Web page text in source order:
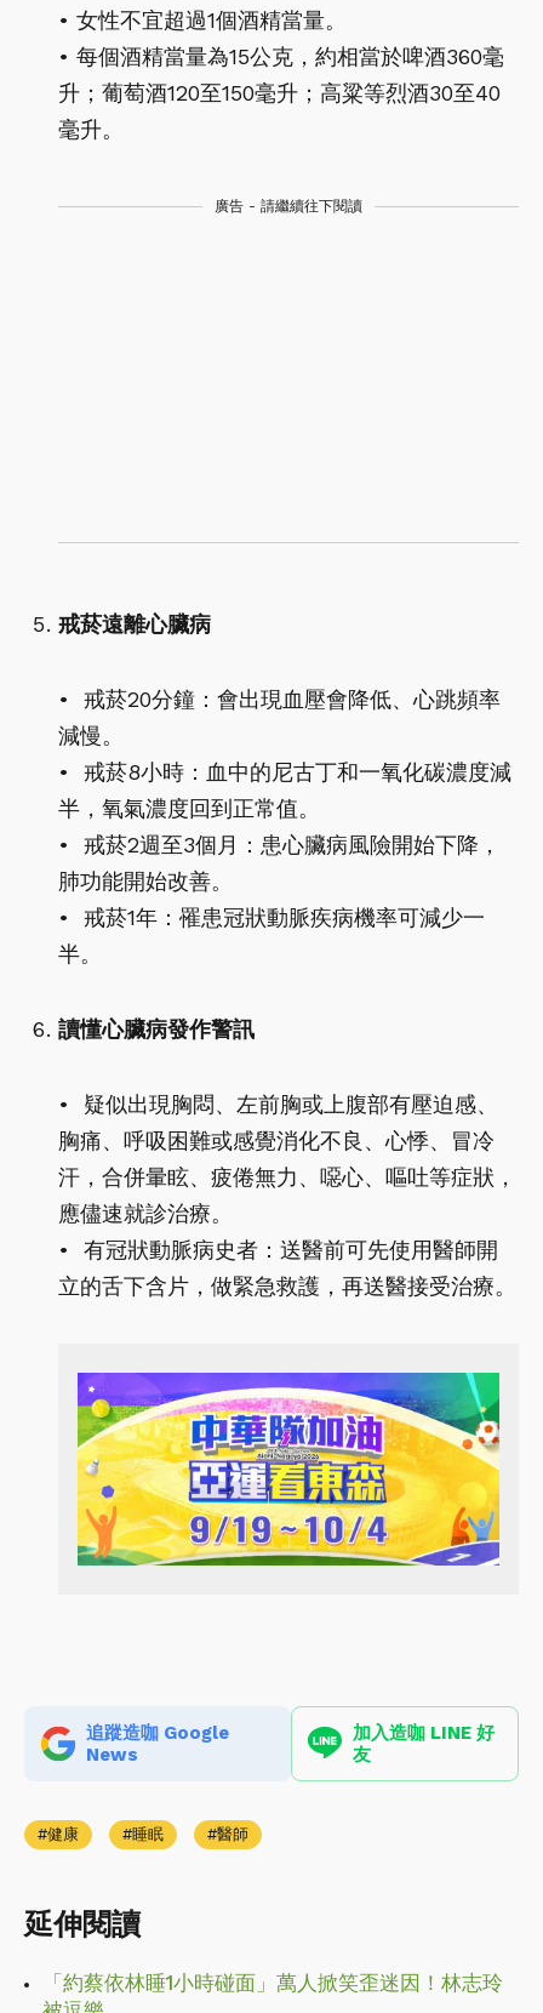
• 女性不宜超過1個酒精當量。
• 每個酒精當量為15公克，約相當於啤酒360毫
升；葡萄酒120至150毫升；高粱等烈酒30至40
毫升。
廣告 - 請繼續往下閱讀
戒菸遠離心臟病
• 戒菸20分鐘：會出現血壓會降低、心跳頻率
減慢。
• 戒菸8小時：血中的尼古丁和一氧化碳濃度減
半，氧氣濃度回到正常值。
• 戒菸2週至3個月：患心臟病風險開始下降，
肺功能開始改善。
• 戒菸1年：罹患冠狀動脈疾病機率可減少一
半。
讀懂心臟病發作警訊
• 疑似出現胸悶、左前胸或上腹部有壓迫感、
胸痛、呼吸困難或感覺消化不良、心悸、冒冷
汗，合併暈眩、疲倦無力、噁心、嘔吐等症狀，
應儘速就診治療。
• 有冠狀動脈病史者：送醫前可先使用醫師開
立的舌下含片，做緊急救護，再送醫接受治療。
追蹤造咖 Google
News
加入造咖 LINE 好
友
健康 睡眠 醫師
延伸閱讀
「約蔡依林睡1小時碰面」萬人掀笑歪迷因！林志玲